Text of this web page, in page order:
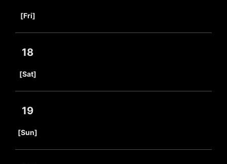
[Fri]
18
[Sat]
19
[Sun]